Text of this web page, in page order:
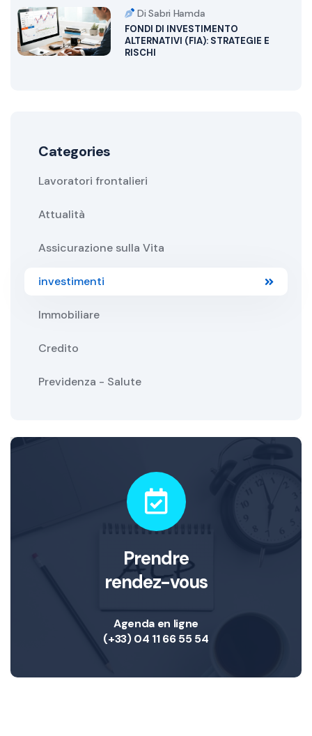
Di Sabri Hamda
FONDI DI INVESTIMENTO
ALTERNATIVI (FIA): STRATEGIE E
RISCHI
Categories
Lavoratori frontalieri
Attualità
Assicurazione sulla Vita
investimenti
Immobiliare
Credito
Previdenza - Salute
Prendre
rendez-vous
Agenda en ligne
(+33) 04 11 66 55 54